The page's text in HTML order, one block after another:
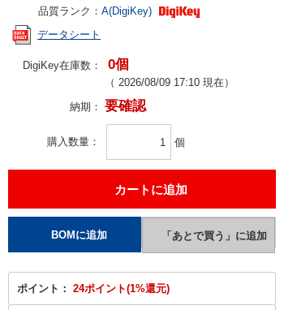
品質ランク： A(DigiKey)
データシート
DigiKey在庫数： 0個
（ 2026/08/09 17:10 現在）
納期： 要確認
購入数量 個
ポイント： 24ポイント(1%還元)